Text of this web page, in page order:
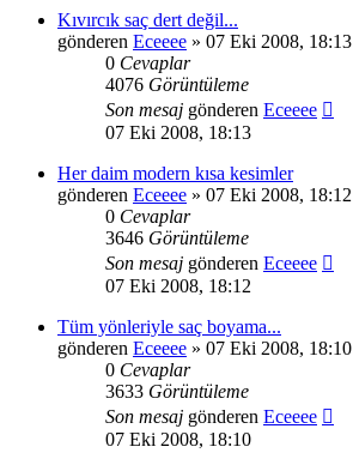
Kıvırcık saç dert değil...
gönderen Eceeee » 07 Eki 2008, 18:13
0 Cevaplar
4076 Görüntüleme
Son mesaj gönderen Eceeee
07 Eki 2008, 18:13
Her daim modern kısa kesimler
gönderen Eceeee » 07 Eki 2008, 18:12
0 Cevaplar
3646 Görüntüleme
Son mesaj gönderen Eceeee
07 Eki 2008, 18:12
Tüm yönleriyle saç boyama...
gönderen Eceeee » 07 Eki 2008, 18:10
0 Cevaplar
3633 Görüntüleme
Son mesaj gönderen Eceeee
07 Eki 2008, 18:10